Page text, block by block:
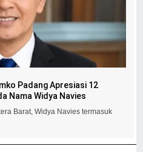
Padang Apresiasi 12
Nama Widya Navies
Barat, Widya Navies termasuk